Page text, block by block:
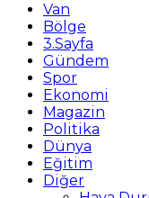
Van
Bölge
3.Sayfa
Gündem
Spor
Ekonomi
Magazin
Politika
Dünya
Eğitim
Diğer